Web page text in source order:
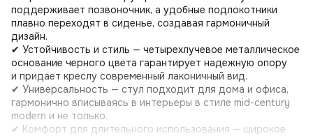
поддерживает позвоночник, а удобные подлокотники
плавно переходят в сиденье, создавая гармоничный
дизайн.
✔ Устойчивость и стиль — четырехлучевое металлическое
основание черного цвета гарантирует надежную опору
и придает креслу современный лаконичный вид.
✔ Универсальность — стул подходит для дома и офиса,
гармонично вписываясь в интерьеры в стиле mid-century
modern и не только.
✔ Комфорт для длительного использования — широкое